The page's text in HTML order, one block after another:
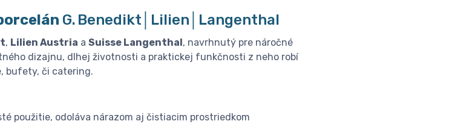
G. Benedikt│Lilien│Langenthal
, Lilien Austria a Suisse Langenthal , navrhnutý pre náročné
dizajnu, dlhej životnosti a praktickej funkčnosti z neho robí
bufety, či catering.
použitie, odoláva nárazom aj čistiacim prostriedkom